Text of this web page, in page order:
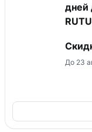
дней
До 23